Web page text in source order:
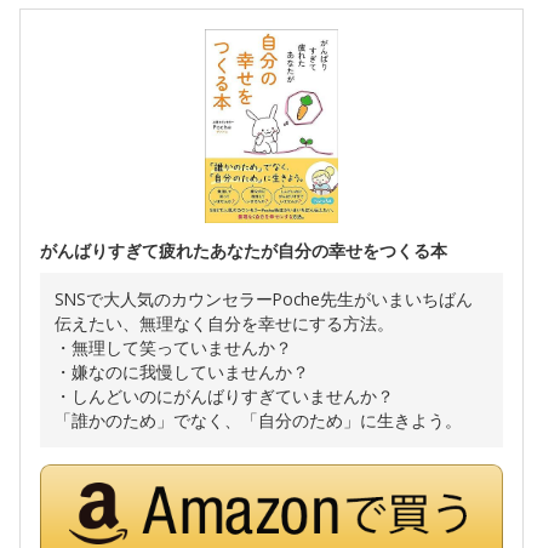
がんばりすぎて疲れたあなたが自分の幸せをつくる本
SNSで大人気のカウンセラーPoche先生がいまいちばん
伝えたい、無理なく自分を幸せにする方法。
・無理して笑っていませんか？
・嫌なのに我慢していませんか？
・しんどいのにがんばりすぎていませんか？
「誰かのため」でなく、「自分のため」に生きよう。